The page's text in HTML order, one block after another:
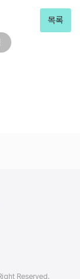
목록
Reserved.